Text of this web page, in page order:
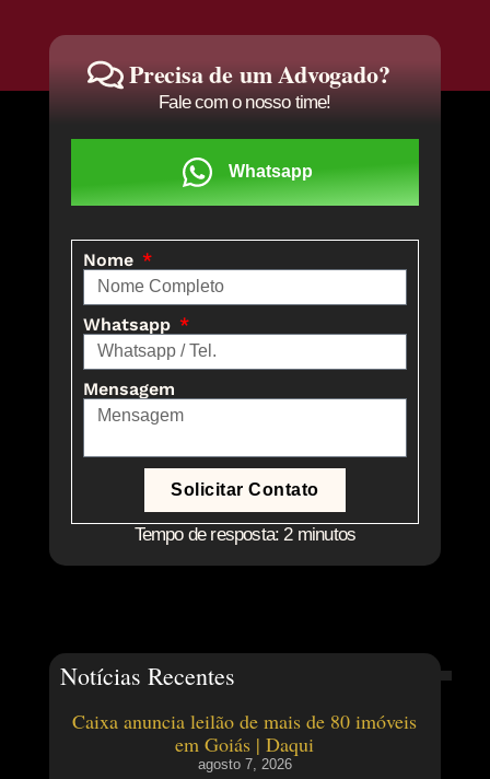
Precisa de um Advogado?
Fale com o nosso time!
Whatsapp
Nome
Whatsapp
Mensagem
Solicitar Contato
Tempo de resposta: 2 minutos
Notícias Recentes
Caixa anuncia leilão de mais de 80 imóveis
em Goiás | Daqui
agosto 7, 2026